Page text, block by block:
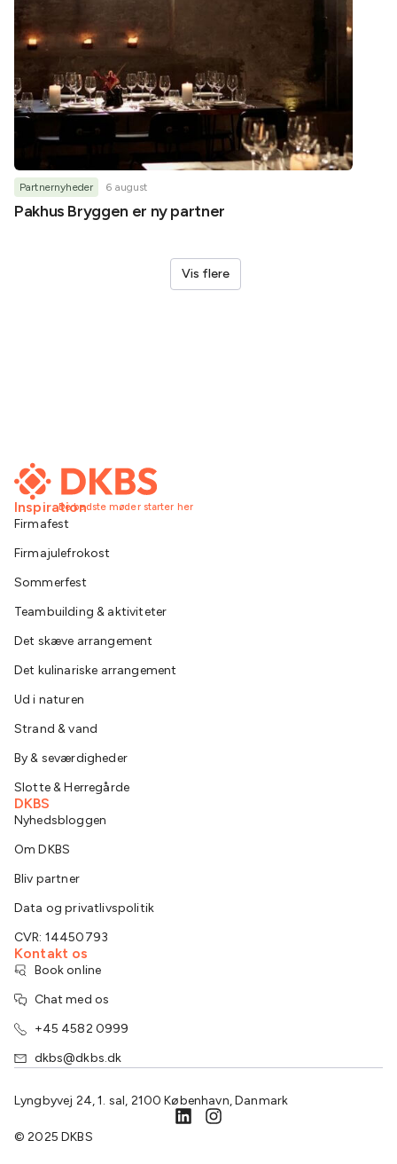
Partnernyheder 6 august
Pakhus Bryggen er ny partner
Vis flere
De bedste møder starter her
Inspiration
Firmafest
Firmajulefrokost
Sommerfest
Teambuilding & aktiviteter
Det skæve arrangement
Det kulinariske arrangement
Ud i naturen
Strand & vand
By & seværdigheder
Slotte & Herregårde
DKBS
Nyhedsbloggen
Om DKBS
Bliv partner
Data og privatlivspolitik
CVR: 14450793
Kontakt os
Book online
Chat med os
+45 4582 0999
dkbs@dkbs.dk
Lyngbyvej 24, 1. sal, 2100 København, Danmark
© 2025 DKBS